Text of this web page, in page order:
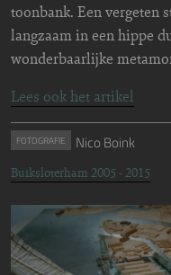
toonbank. Een vergeten
langzaam in een hippe
wonderbaarlijke
Lees ook het artikel
FOTOGRAFIE Nico Boink
Buiksloterham 2005 - 2015
Image